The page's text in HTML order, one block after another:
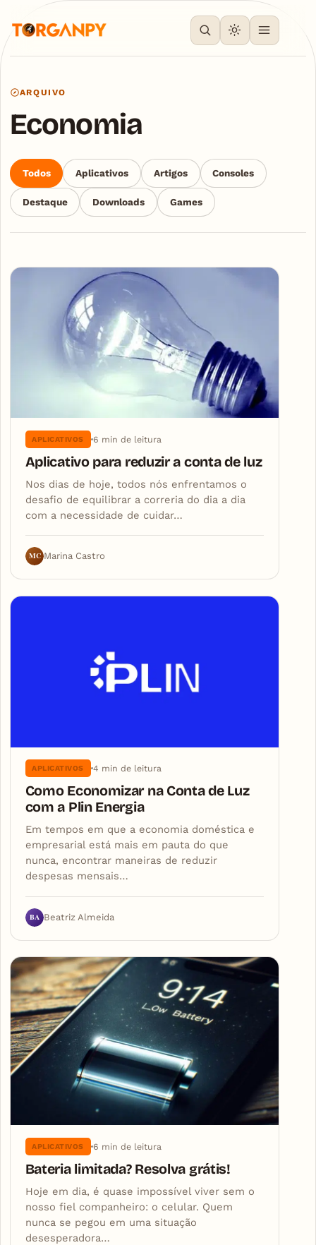
ARQUIVO
Economia
Todos Aplicativos Artigos Consoles
Destaque Downloads Games
Articles
APLICATIVOS 6 min de leitura
Aplicativo para reduzir a conta de luz
Nos dias de hoje, todos nós enfrentamos o
desafio de equilibrar a correria do dia a dia
com a necessidade de cuidar…
MC Marina Castro
APLICATIVOS 4 min de leitura
Como Economizar na Conta de Luz
com a Plin Energia
Em tempos em que a economia doméstica e
empresarial está mais em pauta do que
nunca, encontrar maneiras de reduzir
despesas mensais…
BA Beatriz Almeida
APLICATIVOS 6 min de leitura
Bateria limitada? Resolva grátis!
Hoje em dia, é quase impossível viver sem o
nosso fiel companheiro: o celular. Quem
nunca se pegou em uma situação
desesperadora…